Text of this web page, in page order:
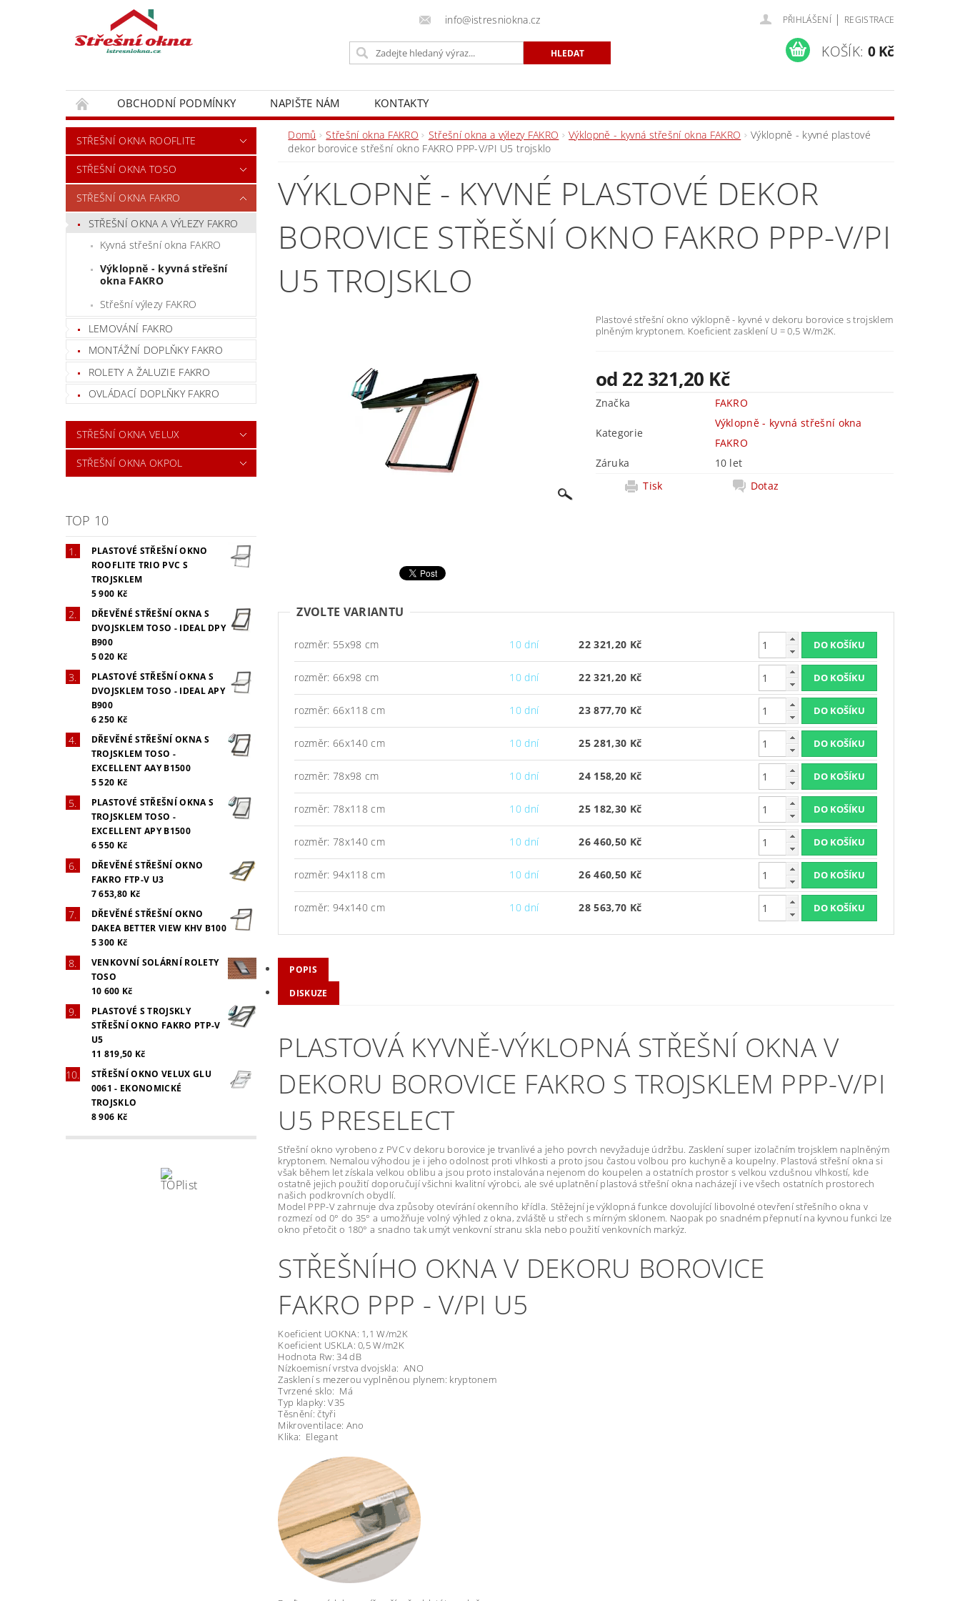
info@istresniokna.cz PŘIHLÁŠENÍ | REGISTRACE
KOŠÍK: 0 Kč
OBCHODNÍ PODMÍNKY NAPIŠTE NÁM KONTAKTY
STŘEŠNÍ OKNA ROOFLITE
STŘEŠNÍ OKNA TOSO
STŘEŠNÍ OKNA FAKRO
STŘEŠNÍ OKNA A VÝLEZY FAKRO
Kyvná střešní okna FAKRO
Výklopně - kyvná střešní
okna FAKRO
Střešní výlezy FAKRO
LEMOVÁNÍ FAKRO
MONTÁŽNÍ DOPLŇKY FAKRO
ROLETY A ŽALUZIE FAKRO
OVLÁDACÍ DOPLŇKY FAKRO
STŘEŠNÍ OKNA VELUX
STŘEŠNÍ OKNA OKPOL
TOP 10
PLASTOVÉ STŘEŠNÍ OKNO
ROOFLITE TRIO PVC S
TROJSKLEM
5 900 Kč
DŘEVĚNÉ STŘEŠNÍ OKNA S
DVOJSKLEM TOSO - IDEAL DPY
B900
5 020 Kč
PLASTOVÉ STŘEŠNÍ OKNA S
DVOJSKLEM TOSO - IDEAL APY
B900
6 250 Kč
DŘEVĚNÉ STŘEŠNÍ OKNA S
TROJSKLEM TOSO -
EXCELLENT AAY B1500
5 520 Kč
PLASTOVÉ STŘEŠNÍ OKNA S
TROJSKLEM TOSO -
EXCELLENT APY B1500
6 550 Kč
DŘEVĚNÉ STŘEŠNÍ OKNO
FAKRO FTP-V U3
7 653,80 Kč
DŘEVĚNÉ STŘEŠNÍ OKNO
DAKEA BETTER VIEW KHV B100
5 300 Kč
VENKOVNÍ SOLÁRNÍ ROLETY
TOSO
10 600 Kč
PLASTOVÉ S TROJSKLY
STŘEŠNÍ OKNO FAKRO PTP-V
U5
11 819,50 Kč
STŘEŠNÍ OKNO VELUX GLU
0061 - EKONOMICKÉ
TROJSKLO
8 906 Kč
Domů Střešní okna FAKRO Střešní okna a výlezy FAKRO Výklopně - kyvná střešní okna FAKRO
Výklopně - kyvné plastové
dekor borovice střešní okno FAKRO PPP-V/PI U5 trojsklo
VÝKLOPNĚ - KYVNÉ PLASTOVÉ DEKOR
BOROVICE STŘEŠNÍ OKNO FAKRO PPP-V/PI
U5 TROJSKLO
Plastové střešní okno výklopně - kyvné v dekoru borovice s trojsklem
plněným kryptonem. Koeficient zasklení U = 0,5 W/m2K.
od 22 321,20 Kč
Značka FAKRO
Kategorie
Výklopně - kyvná střešní okna
FAKRO
Záruka
10 let
Tisk
Dotaz
ZVOLTE VARIANTU
rozměr: 55x98 cm 10 dní 22 321,20 Kč
rozměr: 66x98 cm 10 dní 22 321,20 Kč
rozměr: 66x118 cm 10 dní 23 877,70 Kč
rozměr: 66x140 cm 10 dní 25 281,30 Kč
rozměr: 78x98 cm 10 dní 24 158,20 Kč
rozměr: 78x118 cm 10 dní 25 182,30 Kč
rozměr: 78x140 cm 10 dní 26 460,50 Kč
rozměr: 94x118 cm 10 dní 26 460,50 Kč
rozměr: 94x140 cm 10 dní 28 563,70 Kč
POPIS
DISKUZE
PLASTOVÁ KYVNĚ-VÝKLOPNÁ STŘEŠNÍ OKNA V
DEKORU BOROVICE FAKRO S TROJSKLEM PPP-V/PI
U5 PRESELECT
Střešní okno vyrobeno z PVC v dekoru borovice je trvanlivé a jeho povrch nevyžaduje údržbu. Zasklení super izolačním trojsklem naplněným
kryptonem. Nemalou výhodou je i jeho odolnost proti vlhkosti a proto jsou častou volbou pro kuchyně a koupelny. Plastová střešní okna si
však během let získala velkou oblibu a jsou proto instalována nejenom do koupelen a ostatních prostor s velkou vzdušnou vlhkostí, kde
ostatně jejich použití doporučují všichni kvalitní výrobci, ale své uplatnění plastová střešní okna nacházejí i ve všech ostatních prostorech
našich podkrovních obydlí.
Model PPP-V zahrnuje dva způsoby otevírání okenního křídla. Stěžejní je výklopná funkce dovolující libovolné otevření střešního okna v
rozmezí od 0° do 35° a umožňuje volný výhled z okna, zvláště u střech s mírným sklonem. Naopak po snadném přepnutí na kyvnou funkci lze
okno přetočit o 180° a snadno tak umýt venkovní stranu skla nebo použití venkovních markýz.
STŘEŠNÍHO OKNA V DEKORU BOROVICE
FAKRO PPP - V/PI U5
Koeficient UOKNA: 1,1 W/m2K
Koeficient USKLA: 0,5 W/m2K
Hodnota Rw: 34 dB
Nízkoemisní vrstva dvojskla: ANO
Zasklení s mezerou vyplněnou plynem: kryptonem
Tvrzené sklo: Má
Typ klapky: V35
Těsnění: čtyři
Mikroventilace: Ano
Klika: Elegant